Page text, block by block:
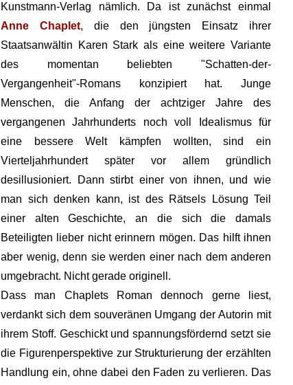
Kunstmann-Verlag nämlich. Da ist zunächst einmal
Anne Chaplet, die den jüngsten Einsatz ihrer
Staatsanwältin Karen Stark als eine weitere Variante
des momentan beliebten "Schatten-der-
Vergangenheit"-Romans konzipiert hat. Junge
Menschen, die Anfang der achtziger Jahre des
vergangenen Jahrhunderts noch voll Idealismus für
eine bessere Welt kämpfen wollten, sind ein
Vierteljahrhundert später vor allem gründlich
desillusioniert. Dann stirbt einer von ihnen, und wie
man sich denken kann, ist des Rätsels Lösung Teil
einer alten Geschichte, an die sich die damals
Beteiligten lieber nicht erinnern mögen. Das hilft ihnen
aber wenig, denn sie werden einer nach dem anderen
umgebracht. Nicht gerade originell.
Dass man Chaplets Roman dennoch gerne liest,
verdankt sich dem souveränen Umgang der Autorin mit
ihrem Stoff. Geschickt und spannungsfördernd setzt sie
die Figurenperspektive zur Strukturierung der erzählten
Handlung ein, ohne dabei den Faden zu verlieren. Das